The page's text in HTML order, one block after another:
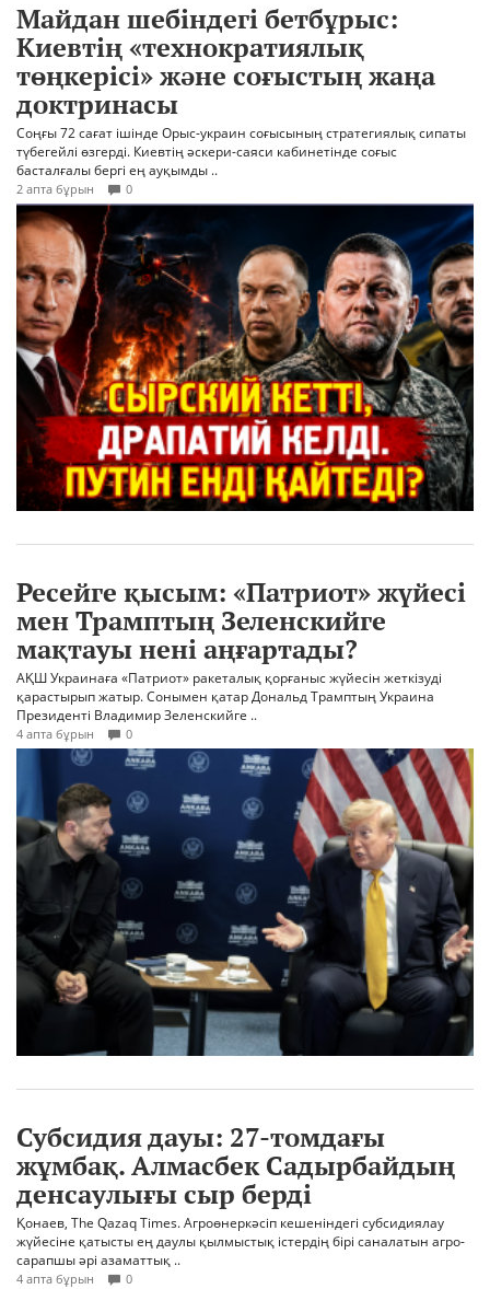
Майдан шебіндегі бетбұрыс:
Киевтің «технократиялық
төңкерісі» және соғыстың жаңа
доктринасы
Соңғы 72 сағат ішінде Орыс-украин соғысының стратегиялық сипаты
түбегейлі өзгерді. Киевтің әскери-саяси кабинетінде соғыс
басталғалы бергі ең ауқымды ..
2 апта бұрын 0
Ресейге қысым: «Патриот» жүйесі
мен Трамптың Зеленскийге
мақтауы нені аңғартады?
АҚШ Украинаға «Патриот» ракеталық қорғаныс жүйесін жеткізуді
қарастырып жатыр. Сонымен қатар Дональд Трамптың Украина
Президенті Владимир Зеленскийге ..
4 апта бұрын 0
Субсидия дауы: 27-томдағы
жұмбақ. Алмасбек Садырбайдың
денсаулығы сыр берді
Қонаев, The Qazaq Times. Агроөнеркәсіп кешеніндегі субсидиялау
жүйесіне қатысты ең даулы қылмыстық істердің бірі саналатын агро-
сарапшы әрі азаматтық ..
4 апта бұрын 0